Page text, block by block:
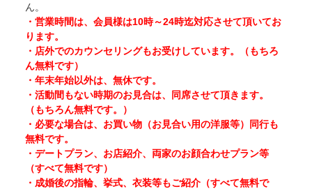
ん。
・営業時間は、会員様は10時～24時迄対応させて頂いてお
ります。
・店外でのカウンセリングもお受けしています。（もちろ
ん無料です）
・年末年始以外は、無休です。
・活動間もない時期のお見合は、同席させて頂きます。
（もちろん無料です。）
・必要な場合は、お買い物（お見合い用の洋服等）同行も
無料です。
・デートプラン、お店紹介、両家のお顔合わせプラン等
（すべて無料です）
・成婚後の指輪、挙式、衣装等もご紹介（すべて無料で